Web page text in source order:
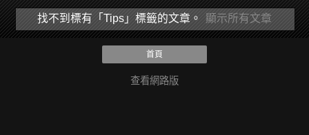
找不到標有「Tips」 標籤的文章。 顯示所有文章
首頁
查看網路版